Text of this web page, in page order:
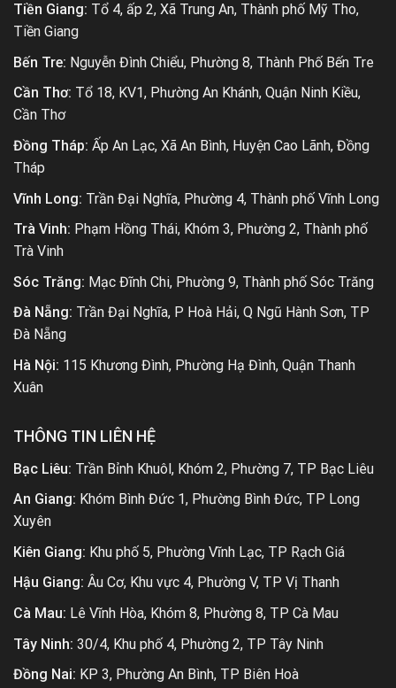
Tiền Giang: Tổ 4, ấp 2, Xã Trung An, Thành phố Mỹ Tho,
Tiền Giang
Bến Tre: Nguyễn Đình Chiểu, Phường 8, Thành Phố Bến Tre
Cần Thơ: Tổ 18, KV1, Phường An Khánh, Quận Ninh Kiều,
Cần Thơ
Đồng Tháp: Ấp An Lạc, Xã An Bình, Huyện Cao Lãnh, Đồng
Tháp
Vĩnh Long: Trần Đại Nghĩa, Phường 4, Thành phố Vĩnh Long
Trà Vinh: Phạm Hồng Thái, Khóm 3, Phường 2, Thành phố
Trà Vinh
Sóc Trăng: Mạc Đĩnh Chi, Phường 9, Thành phố Sóc Trăng
Đà Nẵng: Trần Đại Nghĩa, P Hoà Hải, Q Ngũ Hành Sơn, TP
Đà Nẵng
Hà Nội: 115 Khương Đình, Phường Hạ Đình, Quận Thanh
Xuân
THÔNG TIN LIÊN HỆ
Bạc Liêu: Trần Bỉnh Khuôl, Khóm 2, Phường 7, TP Bạc Liêu
An Giang: Khóm Bình Đức 1, Phường Bình Đức, TP Long
Xuyên
Kiên Giang: Khu phố 5, Phường Vĩnh Lạc, TP Rạch Giá
Hậu Giang: Âu Cơ, Khu vực 4, Phường V, TP Vị Thanh
Cà Mau: Lê Vĩnh Hòa, Khóm 8, Phường 8, TP Cà Mau
Tây Ninh: 30/4, Khu phố 4, Phường 2, TP Tây Ninh
Đồng Nai: KP 3, Phường An Bình, TP Biên Hoà